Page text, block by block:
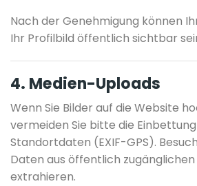
Nach der Genehmigung können
Ihr Profilbild öffentlich sichtbar
4. Medien-Uploads
Wenn Sie Bilder auf die Website
vermeiden Sie bitte die
Standortdaten (EXIF-GPS).
Daten aus öffentlich zugänglichen
extrahieren.